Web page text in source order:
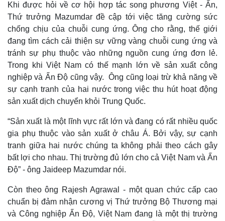
Thế giới
Quan sát
Cuộc sống đó đây
Hồ sơ
Video
E-Magazine
Infographic
Khi được hỏi về cơ hội hợp tác song phương Việt - Ấn,
Thứ trưởng Mazumdar đề cập tới việc tăng cường sức
chống chịu của chuỗi cung ứng. Ông cho rằng, thế giới
đang tìm cách cải thiện sự vững vàng chuỗi cung ứng và
tránh sự phụ thuộc vào những nguồn cung ứng đơn lẻ.
Trong khi Việt Nam có thế mạnh lớn về sản xuất công
nghiệp và Ấn Độ cũng vậy. Ông cũng loại trừ khả năng về
sự cạnh tranh của hai nước trong việc thu hút hoạt động
sản xuất dịch chuyển khỏi Trung Quốc.
“Sản xuất là một lĩnh vực rất lớn và đang có rất nhiều quốc
gia phụ thuộc vào sản xuất ở châu Á. Bởi vậy, sự cạnh
tranh giữa hai nước chúng ta không phải theo cách gây
bất lợi cho nhau. Thị trường đủ lớn cho cả Việt Nam và Ấn
Độ” - ông Jaideep Mazumdar nói.
Còn theo ông Rajesh Agrawal - một quan chức cấp cao
chuẩn bị đảm nhận cương vị Thứ trưởng Bộ Thương mại
và Công nghiệp Ấn Độ, Việt Nam đang là một thị trường